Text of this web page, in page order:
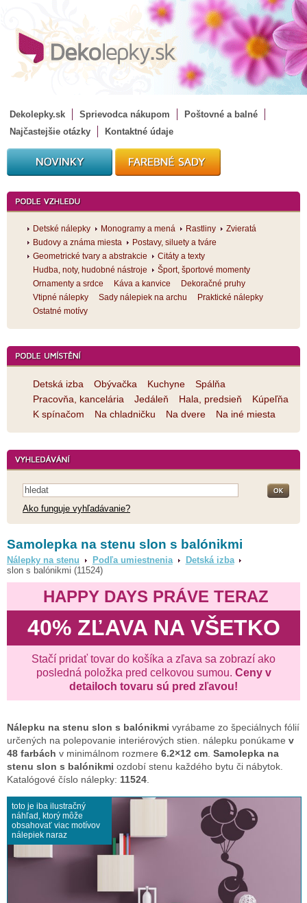
Dekolepky.sk Sprievodca nákupom
Poštovné a balné
Najčastejšie otázky
Kontaktné údaje
Detské nálepky Monogramy a mená Rastliny
Zvieratá
Budovy a známa miesta
Postavy, siluety a tváre
Geometrické tvary a abstrakcie
Citáty a texty
Hudba, noty, hudobné nástroje
Šport, športové momenty
Ornamenty a srdce
Káva a kanvice
Dekoračné pruhy
Vtipné nálepky
Sady nálepiek na archu
Praktické nálepky
Ostatné motívy
Detská izba Obývačka Kuchyne
Spálňa
Pracovňa, kancelária
Jedáleň Hala, predsieň
Kúpeľňa
K spínačom
Na chladničku Na dvere Na iné miesta
Ako funguje vyhľadávanie?
Samolepka na stenu slon s balónikmi
Nálepky na stenu Podľa umiestnenia
Detská izba
slon s balónikmi (11524)
HAPPY DAYS PRÁVE TERAZ
40% ZĽAVA NA VŠETKO
Stačí pridať tovar do košíka a zľava sa zobrazí ako
posledná položka pred celkovou sumou. Ceny v
detailoch tovaru sú pred zľavou!
Nálepku na stenu slon s balónikmi vyrábame zo špeciálnych fólií
určených na polepovanie interiérových stien. nálepku ponúkame v
48 farbách v minimálnom rozmere 6.2×12 cm Samolepka na
stenu slon s balónikmi ozdobí stenu každého bytu či nábytok.
Katalógové číslo nálepky: 11524
toto je iba ilustračný
náhľad, ktorý môže
obsahovať viac motívov
nálepiek naraz